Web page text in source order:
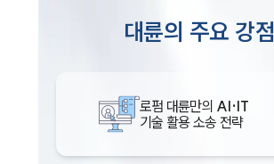
대륜의 주요 강점
로펌 대륜만의 AI·IT
기술 활용 소송 전략